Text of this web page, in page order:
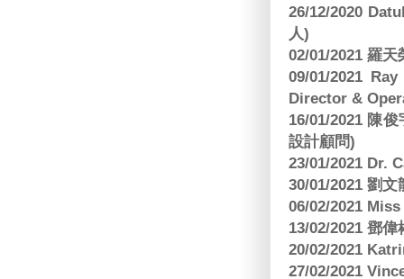
26/12/2020
人)
02/01/2021 羅
09/01/2021
Director &
16/01/2021 陳
設計顧問)
23/01/2021 Dr.
30/01/2021 劉
06/02/2021
13/02/2021 鄧
20/02/2021
27/02/2021